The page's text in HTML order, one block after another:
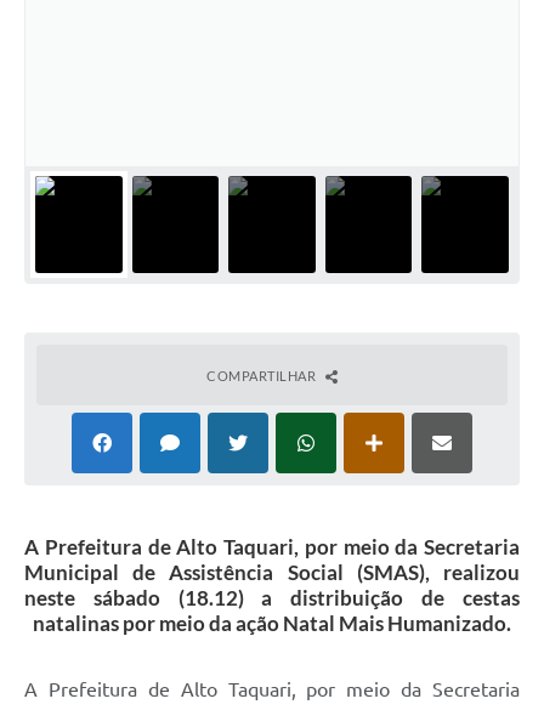
COMPARTILHAR
A Prefeitura de Alto Taquari, por meio da Secretaria
Municipal de Assistência Social (SMAS), realizou
neste sábado (18.12) a distribuição de cestas
natalinas por meio da ação Natal Mais Humanizado.
A Prefeitura de Alto Taquari, por meio da Secretaria